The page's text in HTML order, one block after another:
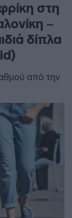
στη
–
δίπλα
από την